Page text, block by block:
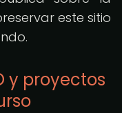
este sitio
y proyectos